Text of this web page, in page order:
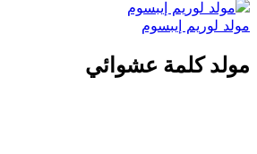
مولد لوريم إيبسوم
مولد كلمة عشوائي